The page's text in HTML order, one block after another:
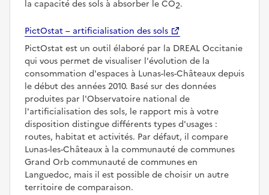
la capacité des sols à absorber le CO2.
PictOstat – artificialisation des sols
PictOstat est un outil élaboré par la DREAL Occitanie
qui vous permet de visualiser l'évolution de la
consommation d'espaces à Lunas-les-Châteaux depuis
le début des années 2010. Basé sur des données
produites par l'Observatoire national de
l'artificialisation des sols, le rapport mis à votre
disposition distingue différents types d'usages :
routes, habitat et activités. Par défaut, il compare
Lunas-les-Châteaux à la communauté de communes
Grand Orb communauté de communes en
Languedoc, mais il est possible de choisir un autre
territoire de comparaison.